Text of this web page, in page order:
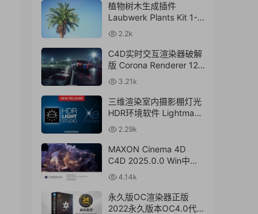
植物树木生成插件
Laubwerk Plants Kit 1-7
v1.0.50 For
C4D/MAX/Maya/Sketch
Up Win/Mac
2.2k
C4D实时交互渲染器破解
版 Corona Renderer 12.1
for Cinema 4D R17-
2024+离线材质预设库
3.21k
三维渲染室内摄影棚灯光
HDR环境软件 Lightmap
HDR Light Studio Xenon
V8.2.2.2024.0701 Win破
解版 + 接口插件
2.29k
MAXON Cinema 4D
C4D 2025.0.0 Win中文
版/英文版/破解版
4.14k
永久版OC渲染器正版
2022永久版本OC4.0代购